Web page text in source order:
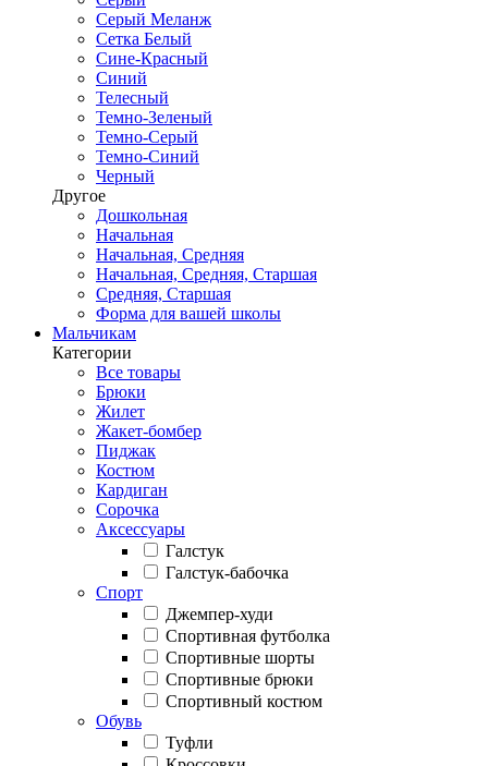
Серый Меланж
Сетка Белый
Сине-Красный
Синий
Телесный
Темно-Зеленый
Темно-Серый
Темно-Синий
Черный
Другое
Дошкольная
Начальная
Начальная, Средняя
Начальная, Средняя, Старшая
Средняя, Старшая
Форма для вашей школы
Мальчикам
Категории
Все товары
Брюки
Жилет
Жакет-бомбер
Пиджак
Костюм
Кардиган
Сорочка
Аксессуары
Галстук
Галстук-бабочка
Спорт
Джемпер-худи
Спортивная футболка
Спортивные шорты
Спортивные брюки
Спортивный костюм
Обувь
Туфли